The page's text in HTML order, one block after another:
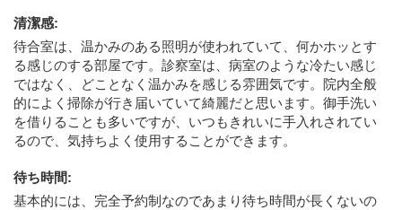
清潔感:
待合室は、温かみのある照明が使われていて、何かホッとす
る感じのする部屋です。診察室は、病室のような冷たい感じ
ではなく、どことなく温かみを感じる雰囲気です。院内全般
的によく掃除が行き届いていて綺麗だと思います。御手洗い
を借りることも多いですが、いつもきれいに手入れされてい
るので、気持ちよく使用することができます。
待ち時間:
基本的には、完全予約制なのであまり待ち時間が長くないの